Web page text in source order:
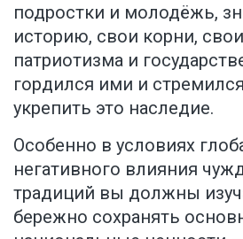
подростки и молодёжь,
историю, свои корни,
патриотизма и
гордился ими и
укрепить это наследие.
Особенно в условиях
негативного влияния
традиций вы должны
бережно сохранять